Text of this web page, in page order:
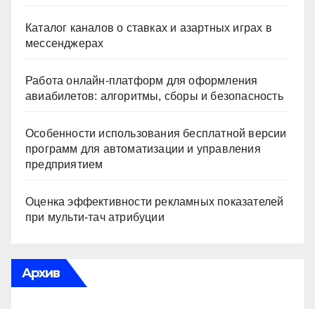
Каталог каналов о ставках и азартных играх в
мессенджерах
Работа онлайн‑платформ для оформления
авиабилетов: алгоритмы, сборы и безопасность
Особенности использования бесплатной версии
программ для автоматизации и управления
предприятием
Оценка эффективности рекламных показателей
при мульти-тач атрибуции
Архив